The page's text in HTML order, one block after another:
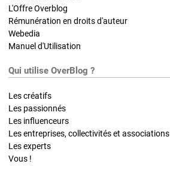
L'Offre Overblog
Rémunération en droits d'auteur
Webedia
Manuel d'Utilisation
Qui utilise OverBlog ?
Les créatifs
Les passionnés
Les influenceurs
Les entreprises, collectivités et associations
Les experts
Vous !